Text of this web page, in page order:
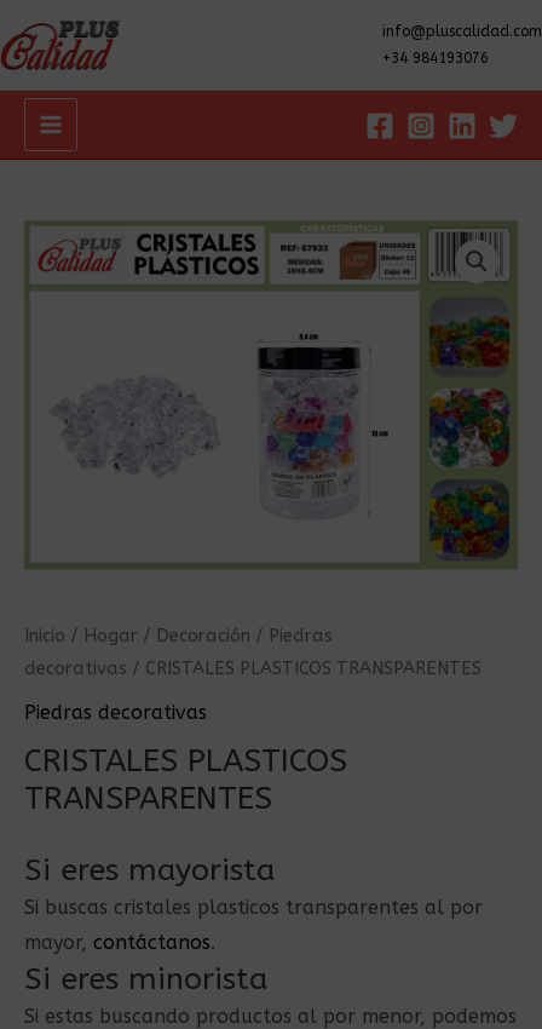
info@pluscalidad.com
+34 984193076
Main
Inicio / Hogar / Decoración / Piedras
decorativas / CRISTALES PLASTICOS TRANSPARENTES
Piedras decorativas
CRISTALES PLASTICOS
TRANSPARENTES
Si eres mayorista
Si buscas cristales plasticos transparentes al por
mayor, contáctanos.
Si eres minorista
Si estas buscando productos al por menor, podemos